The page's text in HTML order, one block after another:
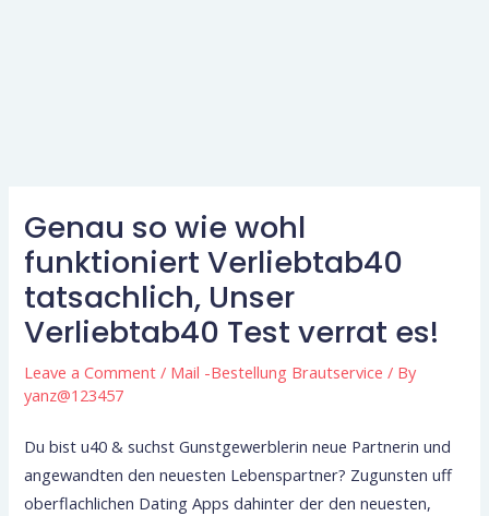
Genau so wie wohl
funktioniert Verliebtab40
tatsachlich, Unser
Verliebtab40 Test verrat es!
Leave a Comment / Mail -Bestellung Brautservice / By
yanz@123457
Du bist u40 & suchst Gunstgewerblerin neue Partnerin und
angewandten den neuesten Lebenspartner? Zugunsten uff
oberflachlichen Dating Apps dahinter der den neuesten,